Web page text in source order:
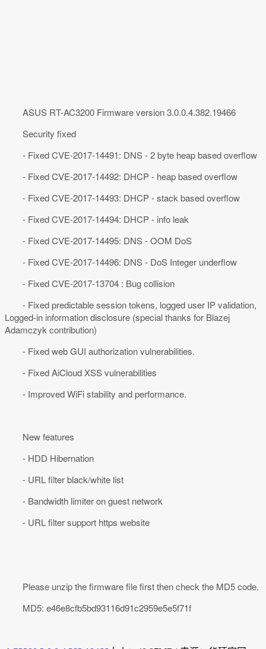
ASUS RT-AC3200 Firmware version 3.0.0.4.382.19466
Security fixed
- Fixed CVE-2017-14491: DNS - 2 byte heap based overflow
- Fixed CVE-2017-14492: DHCP - heap based overflow
- Fixed CVE-2017-14493: DHCP - stack based overflow
- Fixed CVE-2017-14494: DHCP - info leak
- Fixed CVE-2017-14495: DNS - OOM DoS
- Fixed CVE-2017-14496: DNS - DoS Integer underflow
- Fixed CVE-2017-13704 : Bug collision
- Fixed predictable session tokens, logged user IP validation,
Logged-in information disclosure (special thanks for Blazej
Adamczyk contribution)
- Fixed web GUI authorization vulnerabilities.
- Fixed AiCloud XSS vulnerabilities
- Improved WiFi stability and performance.
New features
- HDD Hibernation
- URL filter black/white list
- Bandwidth limiter on guest network
- URL filter support https website
Please unzip the firmware file first then check the MD5 code.
MD5: e46e8cfb5bd93116d91c2959e5e5f71f